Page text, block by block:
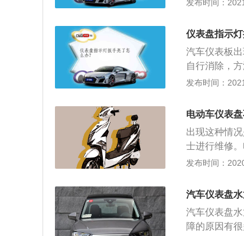
的温度修正
把新蓄电池
发布时间：
仪表盘指示
汽车仪表板
自行消除，
车的位置）
关，同时在
发布时间：
电动车仪表
出现这种情
士进行维修
电动车的主
的下面。电
车上一个用
池也是一个
断降低。在
发布时间：
汽车仪表盘
汽车仪表盘
障的原因有